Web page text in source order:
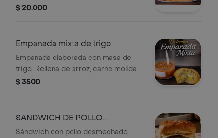
roast beef, queso, tocineta,
$ 20.000
Empanada mixta de trigo
Empanada elaborada con masa de
trigo. Rellena de arroz, carne molida y
huevo
$ 3500
SANDWICH DE POLLO
CHAMPIÑON QUESO
Sándwich con pollo desmechado,